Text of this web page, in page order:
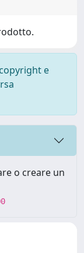
e
o creare un